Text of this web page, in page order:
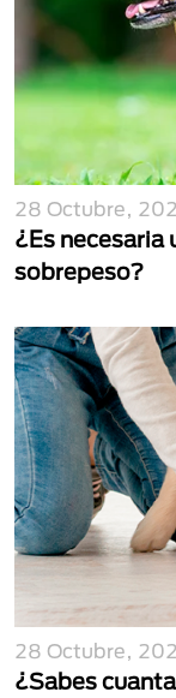
28 Octubre,
¿Es necesaria
sobrepeso?
28 Octubre,
¿Sabes